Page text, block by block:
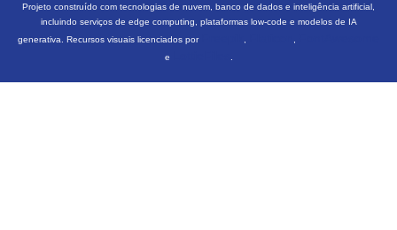
Projeto construído com tecnologias de nuvem, banco de dados e inteligência artificial,
incluindo serviços de edge computing, plataformas low-code e modelos de IA
generativa. Recursos visuais licenciados por
e